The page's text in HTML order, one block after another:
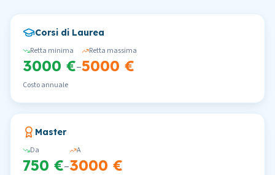
Corsi di Laurea
Retta minima
3000 €–
Retta massima
5000 €
Costo annuale
Master
Da
750 €–
A
3000 €